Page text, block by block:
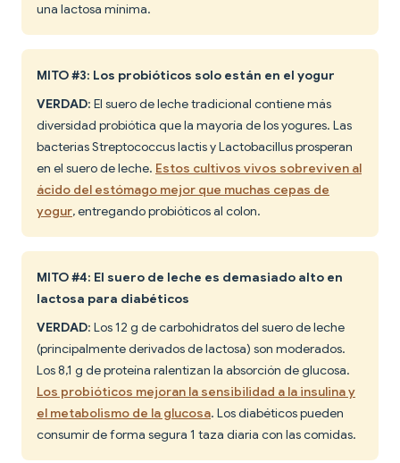
una lactosa mínima.
MITO #3: Los probióticos solo están en el yogur
VERDAD: El suero de leche tradicional contiene más
diversidad probiótica que la mayoría de los yogures. Las
bacterias Streptococcus lactis y Lactobacillus prosperan
en el suero de leche. Estos cultivos vivos sobreviven al
ácido del estómago mejor que muchas cepas de
yogur, entregando probióticos al colon.
MITO #4: El suero de leche es demasiado alto en
lactosa para diabéticos
VERDAD: Los 12 g de carbohidratos del suero de leche
(principalmente derivados de lactosa) son moderados.
Los 8,1 g de proteína ralentizan la absorción de glucosa.
Los probióticos mejoran la sensibilidad a la insulina y
el metabolismo de la glucosa. Los diabéticos pueden
consumir de forma segura 1 taza diaria con las comidas.